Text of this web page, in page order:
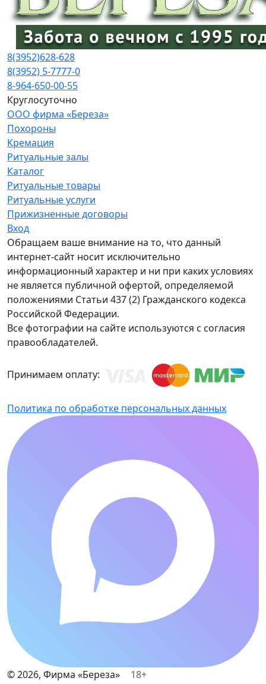
8(3952)628-628
8(3952) 5-7777-0
8-964-650-00-55
Круглосуточно
ООО фирма «Береза»
Похороны
Кремация
Ритуальные залы
Каталог
Ритуальные товары
Ритуальные услуги
Прижизненные договоры
Вход
Обращаем ваше внимание на то, что данный
интернет-сайт носит исключительно
информационный характер и ни при каких условиях
не является публичной офертой, определяемой
положениями Статьи 437 (2) Гражданского кодекса
Российской Федерации.
Все фотографии на сайте используются с согласия
правообладателей.
Принимаем оплату:
Политика по обработке персональных данных
©2026, Фирма «Береза»
18+